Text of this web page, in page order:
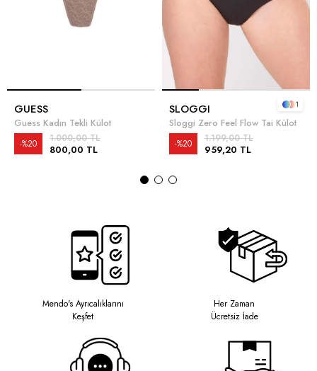
GUESS
Guess Kadın Tekli Külot
800,00 TL
1.000,00 TL
%20
SLOGGI
Sloggi Zero Feel Flow Tai Külot
959,20 TL
1.199,00 TL
%20
1
Mendo's Ayrıcalıklarını
Keşfet
Her Zaman
Ücretsiz İade